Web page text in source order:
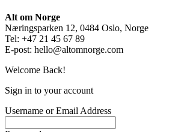
Alt om Norge
Næringsparken 12, 0484 Oslo, Norge
Tel: +47 21 45 67 89
E-post: hello@altomnorge.com
Welcome Back!
Sign in to your account
Username or Email Address